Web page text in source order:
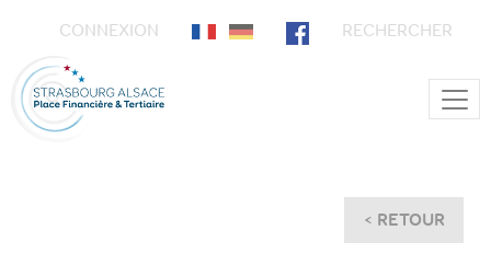
CONNEXION RECHERCHER
Main Navigation
< RETOUR